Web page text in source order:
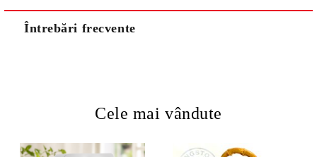
Întrebări frecvente
Cele mai vândute